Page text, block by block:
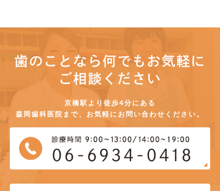
歯のことなら何でもお気軽に
ご相談ください
京橋駅より徒歩4分にある
森岡歯科医院まで、お気軽にお問い合わせください。